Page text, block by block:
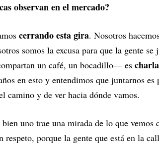
observan en el mercado?
cerrando esta gira. Nosotros
somos la excusa para que la gente
un café, un bocadillo— es
en esto y entendimos que juntarnos es
camino y de ver hacia dónde vamos.
uno trae una mirada de lo que vemos
respeto, porque la gente que está en la